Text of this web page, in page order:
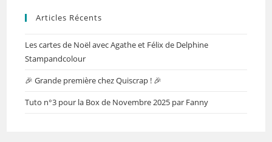
Articles Récents
Les cartes de Noël avec Agathe et Félix de Delphine
Stampandcolour
🎉 Grande première chez Quiscrap ! 🎉
Tuto n°3 pour la Box de Novembre 2025 par Fanny